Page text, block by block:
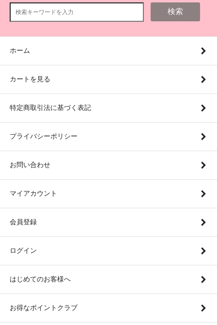
検索
ホーム
カートを見る
特定商取引法に基づく表記
プライバシーポリシー
お問い合わせ
マイアカウント
会員登録
ログイン
はじめてのお客様へ
お得なポイントクラブ